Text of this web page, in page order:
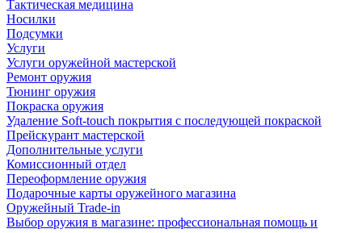
Тактическая медицина
Носилки
Подсумки
Услуги
Услуги оружейной мастерской
Ремонт оружия
Тюнинг оружия
Покраска оружия
Удаление Soft-touch покрытия с последующей покраской
Прейскурант мастерской
Дополнительные услуги
Комиссионный отдел
Переоформление оружия
Подарочные карты оружейного магазина
Оружейный Trade-in
Выбор оружия в магазине: профессиональная помощь и